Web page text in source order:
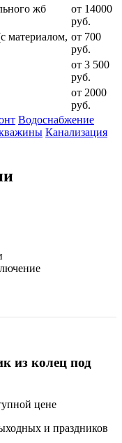
жб
от 14000
руб.
материалом, от 700
руб.
от 3 500
руб.
от 2000
руб.
Водоснабжение
Канализация
из колец под
цене
и праздников